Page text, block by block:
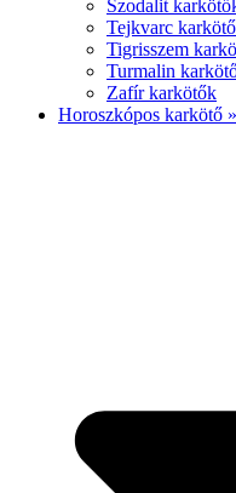
Szodalit
Tejkvarc
Tigrisszem
Turmalin
Zafír karkötők
Horoszkópos karkötő »